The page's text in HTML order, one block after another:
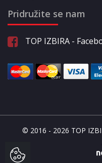
Pridružite se nam
TOP IZBIRA -
© 2016 - 2026 TOP